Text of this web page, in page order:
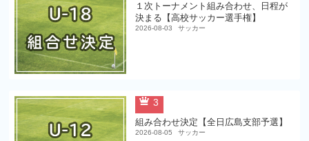
１次トーナメント組み合わせ、日程が
決まる【高校サッカー選手権】
2026-08-03 サッカー
3
組み合わせ決定【全日広島支部予選】
2026-08-05 サッカー